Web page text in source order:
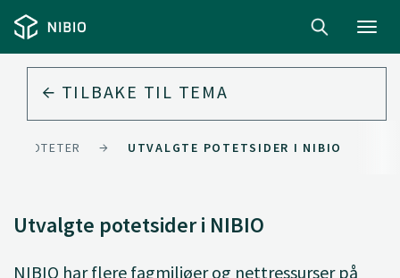
TILBAKE TIL TEMA
POTETER UTVALGTE POTETSIDER I NIBIO
Utvalgte potetsider i NIBIO
NIBIO har flere fagmiljøer og nettressurser på